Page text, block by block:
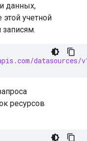
данных,
учетной
datasources/
ресурсов